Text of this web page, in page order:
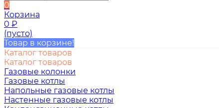
0
Корзина
0 ₽
(пусто)
Товар в корзине!
Каталог товаров
Каталог товаров
Газовые колонки
Газовые котлы
Напольные газовые котлы
Настенные газовые котлы